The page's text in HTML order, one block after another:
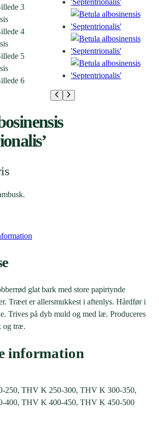
glat bark med store papirtynde
Træet er allersmukkest i aftenlys. Hårdfør i
Trives på dyb muld og med læ. Produceres
og træ.
information
250, THV K 250-300, THV K 300-350,
400, THV K 400-450, THV K 450-500